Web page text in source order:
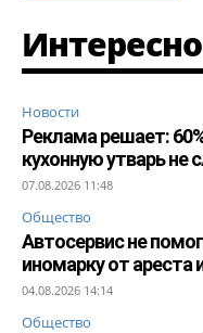
Новости
Реклама решает:
кухонную утварь не
07.08.2026 11:48
Общество
Автосервис не
иномарку от ареста
04.08.2026 14:14
Общество